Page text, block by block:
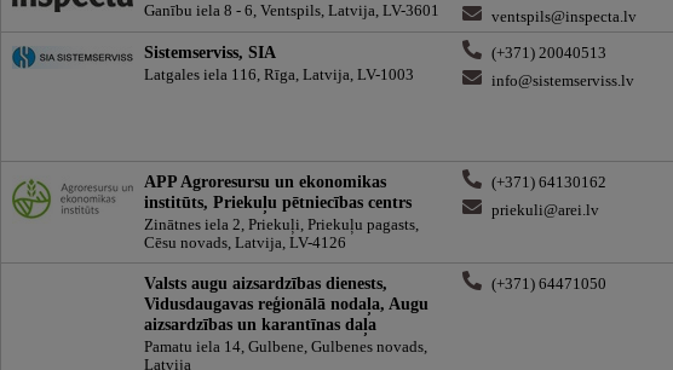
Ganību iela 8 - 6, Ventspils, Latvija, LV-3601
ventspils@inspecta.lv
Sistemserviss, SIA
Latgales iela 116, Rīga, Latvija, LV-1003
(+371) 20040513
info@sistemserviss.lv
APP Agroresursu un ekonomikas
institūts, Priekuļu pētniecības centrs
Zinātnes iela 2, Priekuļi, Priekuļu pagasts,
Cēsu novads, Latvija, LV-4126
(+371) 64130162
priekuli@arei.lv
Valsts augu aizsardzības dienests,
Vidusdaugavas reģionālā nodaļa, Augu
aizsardzības un karantīnas daļa
Pamatu iela 14, Gulbene, Gulbenes novads,
Latvija
(+371) 64471050